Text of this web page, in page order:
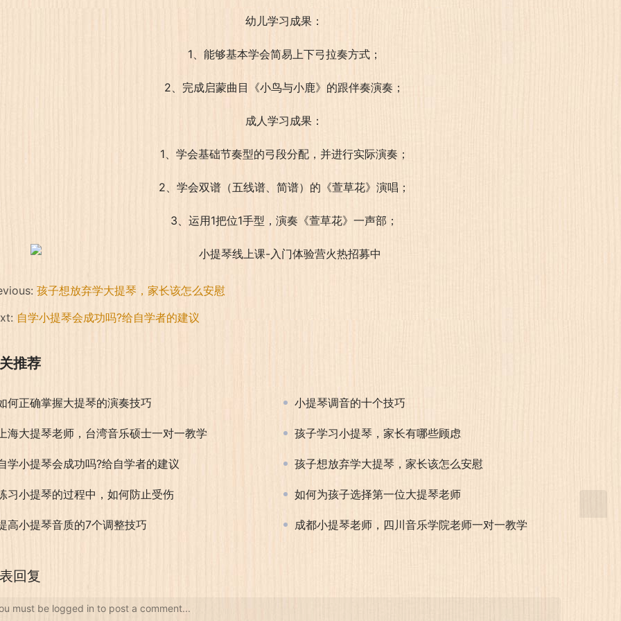
幼儿学习成果：
1、能够基本学会简易上下弓拉奏方式；
2、完成启蒙曲目《小鸟与小鹿》的跟伴奏演奏；
成人学习成果：
1、学会基础节奏型的弓段分配，并进行实际演奏；
2、学会双谱（五线谱、简谱）的《萱草花》演唱；
3、运用1把位1手型，演奏《萱草花》一声部；
孩子想放弃学大提琴，家长该怎么安慰
自学小提琴会成功吗?给自学者的建议
推荐
何正确掌握大提琴的演奏技巧 小提琴调音的十个技巧
海大提琴老师，台湾音乐硕士一对一教学 孩子学习小提琴，家长有哪些顾虑
学小提琴会成功吗?给自学者的建议 孩子想放弃学大提琴，家长该怎么安慰
习小提琴的过程中，如何防止受伤 如何为孩子选择第一位大提琴老师
高小提琴音质的7个调整技巧 成都小提琴老师，四川音乐学院老师一对一教学
回复
must be logged in to post a comment...